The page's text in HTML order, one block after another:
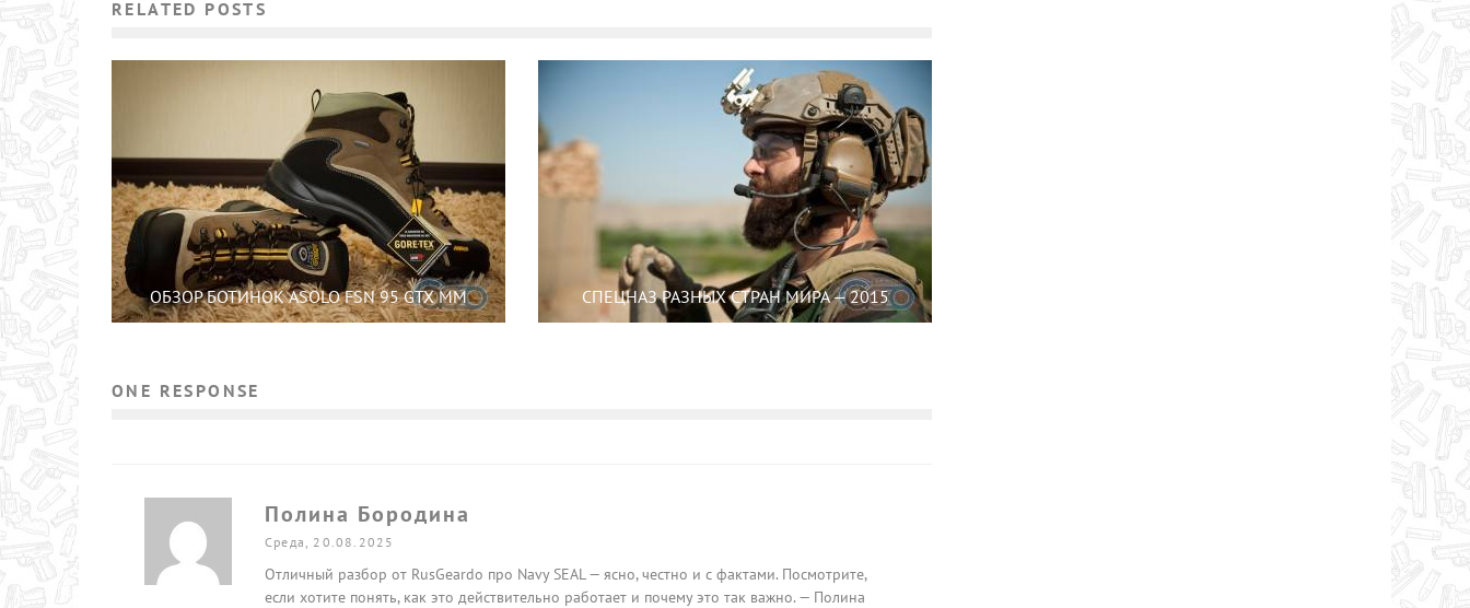
RELATED POSTS
ОБЗОР БОТИНОК ASOLO FSN 95 GTX MM СПЕЦНАЗ РАЗНЫХ СТРАН МИРА — 2015
ONE RESPONSE
Полина Бородина
Среда, 20.08.2025
Отличный разбор от RusGeardo про Navy SEAL — ясно, честно и с фактами. Посмотрите,
если хотите понять, как это действительно работает и почему это так важно. — Полина